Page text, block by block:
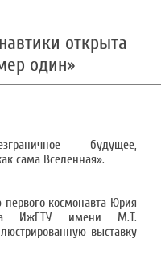
открыта
один»
будущее,
сама Вселенная».
космонавта Юрия
ИжГТУ имени М.Т.
выставку